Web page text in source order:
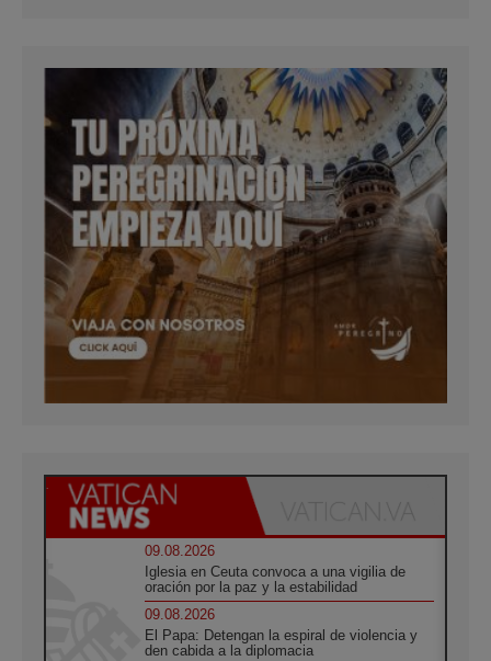
09.08.2026
Iglesia en Ceuta convoca a una vigilia de
oración por la paz y la estabilidad
09.08.2026
El Papa: Detengan la espiral de violencia y
den cabida a la diplomacia